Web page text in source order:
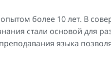
более 10 лет. В
стали основой для
языка